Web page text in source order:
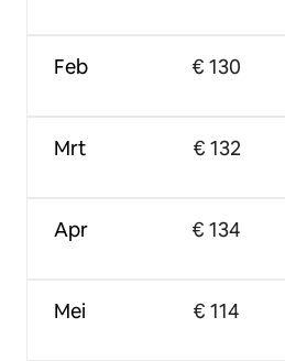
Feb
Mrt
Apr
Mei
€ 130
€ 132
€ 134
€ 114